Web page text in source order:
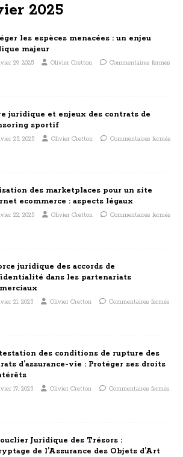
2025
les espèces menacées : un enjeu
majeur
29, 2025 Olivier Cretton Commentaires fermés
juridique et enjeux des contrats de
sportif
25, 2025 Olivier Cretton Commentaires fermés
des marketplaces pour un site
ecommerce : aspects légaux
22, 2025 Olivier Cretton Commentaires fermés
juridique des accords de
dans les partenariats
21, 2025 Olivier Cretton Commentaires fermés
des conditions de rupture des
d’assurance-vie : Protéger ses droits
17, 2025 Olivier Cretton Commentaires fermés
Juridique des Trésors :
de l’Assurance des Objets d’Art